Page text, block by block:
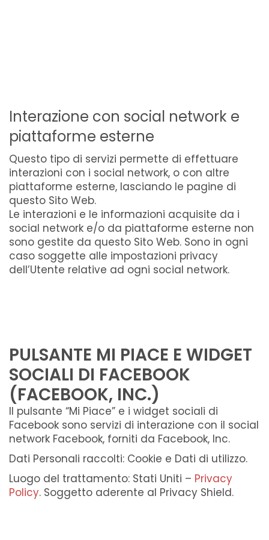
Interazione con social network e
piattaforme esterne
Questo tipo di servizi permette di effettuare
interazioni con i social network, o con altre
piattaforme esterne, lasciando le pagine di
questo Sito Web.
Le interazioni e le informazioni acquisite da i
social network e/o da piattaforme esterne non
sono gestite da questo Sito Web. Sono in ogni
caso soggette alle impostazioni privacy
dell’Utente relative ad ogni social network.
PULSANTE MI PIACE E WIDGET
SOCIALI DI FACEBOOK
(FACEBOOK, INC.)
Il pulsante “Mi Piace” e i widget sociali di
Facebook sono servizi di interazione con il social
network Facebook, forniti da Facebook, Inc.
Dati Personali raccolti: Cookie e Dati di utilizzo.
Luogo del trattamento: Stati Uniti – Privacy
Policy. Soggetto aderente al Privacy Shield.